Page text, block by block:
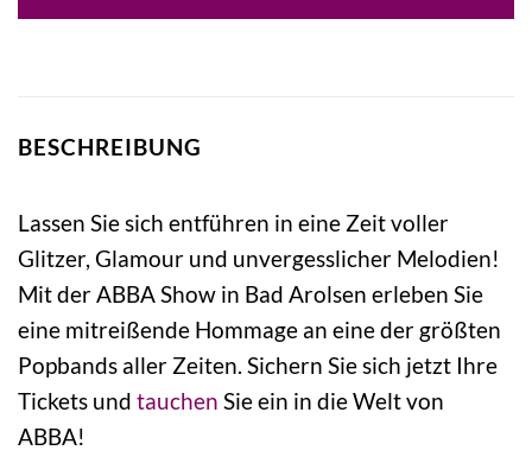
BESCHREIBUNG
Lassen Sie sich entführen in eine Zeit voller
Glitzer, Glamour und unvergesslicher Melodien!
Mit der ABBA Show in Bad Arolsen erleben Sie
eine mitreißende Hommage an eine der größten
Popbands aller Zeiten. Sichern Sie sich jetzt Ihre
Tickets und tauchen Sie ein in die Welt von
ABBA!